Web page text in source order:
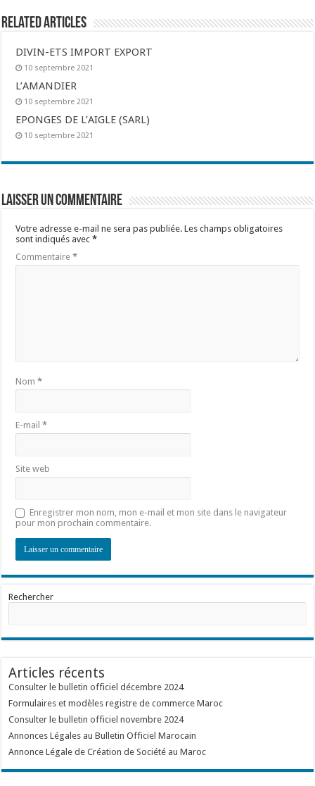
Related Articles
DIVIN-ETS IMPORT EXPORT
10 septembre 2021
L’AMANDIER
10 septembre 2021
EPONGES DE L’AIGLE (SARL)
10 septembre 2021
Laisser un commentaire
Votre adresse e-mail ne sera pas publiée. Les champs obligatoires
sont indiqués avec*
Commentaire*
Nom*
E-mail*
Site web
Enregistrer mon nom, mon e-mail et mon site dans le navigateur
pour mon prochain commentaire.
Rechercher
Articles récents
Consulter le bulletin officiel décembre 2024
Formulaires et modèles registre de commerce Maroc
Consulter le bulletin officiel novembre 2024
Annonces Légales au Bulletin Officiel Marocain
Annonce Légale de Création de Société au Maroc